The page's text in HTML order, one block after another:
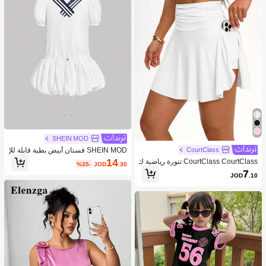
CourtClass
CourtClass CourtClass تنورة رياضية ك
اجوال للنساء قصيرة الخصر رقيقة
JOD7 .10
SHEIN MOD
SHEIN MOD فستان أبيض بطية قابلة للإ
زالة والياقة الكحلية للسيدات
JOD14.30
%35-